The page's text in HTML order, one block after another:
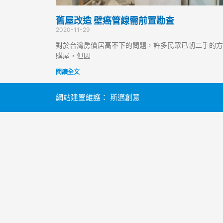
舊屋改造 壁癌管線需前置勘査
2020-11-29
對於台灣房價居高不下的問題，許多民眾已朝二手的
購屋，但因
閱讀全文
網站建置維護： 斯邁創意